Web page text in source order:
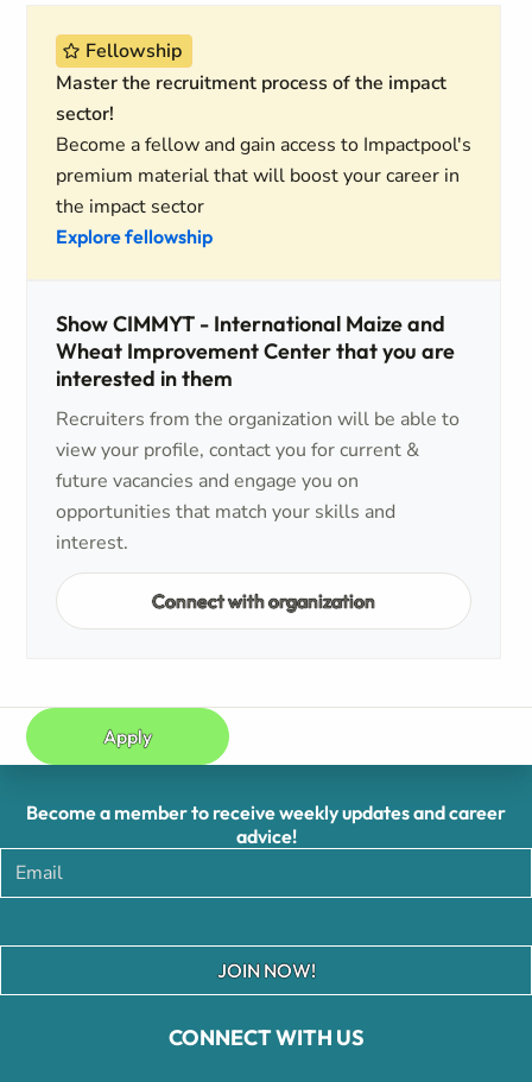
Fellowship
Master the recruitment process of the impact
sector!
Become a fellow and gain access to Impactpool's
premium material that will boost your career in
the impact sector
Explore fellowship
Show CIMMYT - International Maize and
Wheat Improvement Center that you are
interested in them
Recruiters from the organization will be able to
view your profile, contact you for current &
future vacancies and engage you on
opportunities that match your skills and
interest.
Connect with organization
Apply
CONNECT WITH US
Become a member to receive weekly updates and career
advice!
JOIN NOW!